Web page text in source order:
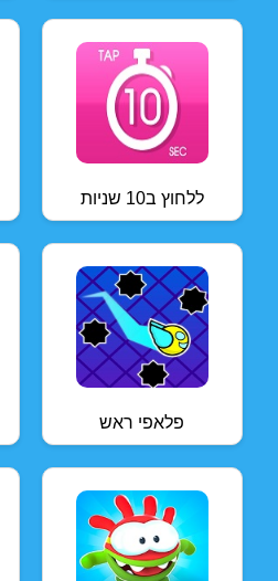
ללחוץ ב10 שניות
פלאפי ראש